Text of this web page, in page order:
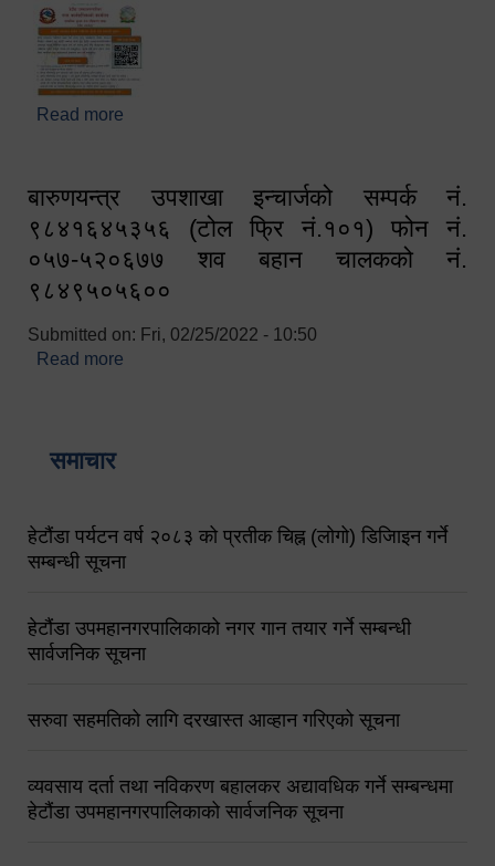
Read more
बारुणयन्त्र उपशाखा इन्चार्जको सम्पर्क नं.
९८४१६४५३५६ (टोल फ्रि नं.१०१) फोन नं.
०५७-५२०६७७ शव बहान चालकको नं.
९८४९५०५६००
Submitted on: Fri, 02/25/2022 - 10:50
Read more
समाचार
हेटौंडा पर्यटन वर्ष २०८३ को प्रतीक चिह्न (लोगो) डिजिाइन गर्ने
सम्बन्धी सूचना
हेटौंडा उपमहानगरपालिकाको नगर गान तयार गर्ने सम्बन्धी
सार्वजनिक सूचना
सरुवा सहमतिको लागि दरखास्त आव्हान गरिएको सूचना
व्यवसाय दर्ता तथा नविकरण बहालकर अद्यावधिक गर्ने सम्बन्धमा
हेटौंडा उपमहानगरपालिकाको सार्वजनिक सूचना